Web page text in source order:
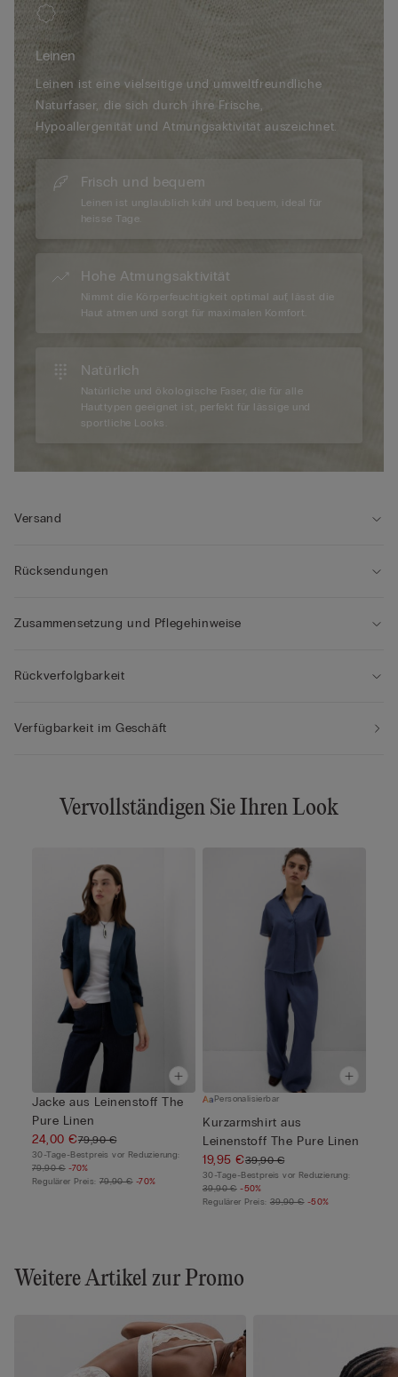
Leinen
Leinen ist eine vielseitige und umweltfreundliche
Naturfaser, die sich durch ihre Frische,
Hypoallergenität und Atmungsaktivität auszeichnet.
Frisch und bequem
Leinen ist unglaublich kühl und bequem, ideal für
heisse Tage.
Hohe Atmungsaktivität
Nimmt die Körperfeuchtigkeit optimal auf, lässt die
Haut atmen und sorgt für maximalen Komfort.
Natürlich
Natürliche und ökologische Faser, die für alle
Hauttypen geeignet ist, perfekt für lässige und
sportliche Looks.
Versand
Rücksendungen
Zusammensetzung und Pflegehinweise
Rückverfolgbarkeit
Verfügbarkeit im Geschäft
Vervollständigen Sie Ihren Look
Jacke aus Leinenstoff The
Pure Linen
24,00 €79,90 €
30-Tage-Bestpreis vor Reduzierung:
79,90 € -70%
Regulärer Preis: 79,90 € -70%
Personalisierbar
Kurzarmshirt aus
Leinenstoff The Pure Linen
19,95 €39,90 €
30-Tage-Bestpreis vor Reduzierung:
39,90 € -50%
Regulärer Preis: 39,90 € -50%
Weitere Artikel zur Promo